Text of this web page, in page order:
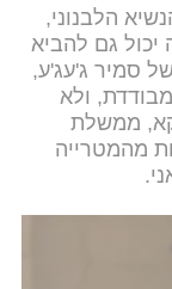
הלבנוני,
יכול גם להביא
סמיר ג'עג'ע,
ולא
ממשלת
מהמטרייה